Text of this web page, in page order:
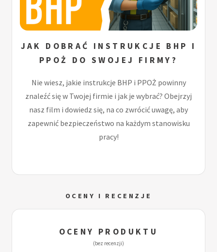
JAK DOBRAĆ INSTRUKCJE BHP I
PPOŻ DO SWOJEJ FIRMY?
Nie wiesz, jakie instrukcje BHP i PPOŻ powinny
znaleźć się w Twojej firmie i jak je wybrać? Obejrzyj
nasz film i dowiedz się, na co zwrócić uwagę, aby
zapewnić bezpieczeństwo na każdym stanowisku
pracy!
OCENY I RECENZJE
OCENY PRODUKTU
(bez recenzji)